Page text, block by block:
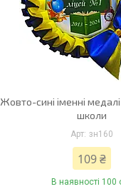
Жовто-сині іменні
школи
зн160
109 ₴
В наявності 100